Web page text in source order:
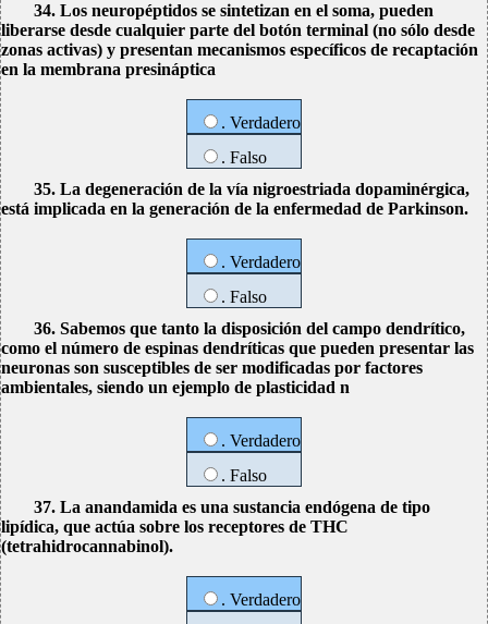
34. Los neuropéptidos se sintetizan en el soma, pueden
liberarse desde cualquier parte del botón terminal (no sólo desde
zonas activas) y presentan mecanismos específicos de recaptación
en la membrana presináptica
. Verdadero
. Falso
35. La degeneración de la vía nigroestriada dopaminérgica,
está implicada en la generación de la enfermedad de Parkinson.
. Verdadero
. Falso
36. Sabemos que tanto la disposición del campo dendrítico,
como el número de espinas dendríticas que pueden presentar las
neuronas son susceptibles de ser modificadas por factores
ambientales, siendo un ejemplo de plasticidad n
. Verdadero
. Falso
37. La anandamida es una sustancia endógena de tipo
lipídica, que actúa sobre los receptores de THC
(tetrahidrocannabinol).
. Verdadero